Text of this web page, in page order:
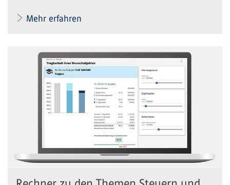
Mehr erfahren